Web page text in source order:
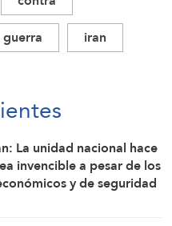
guerra
iran
La unidad nacional hace
invencible a pesar de los
y de seguridad